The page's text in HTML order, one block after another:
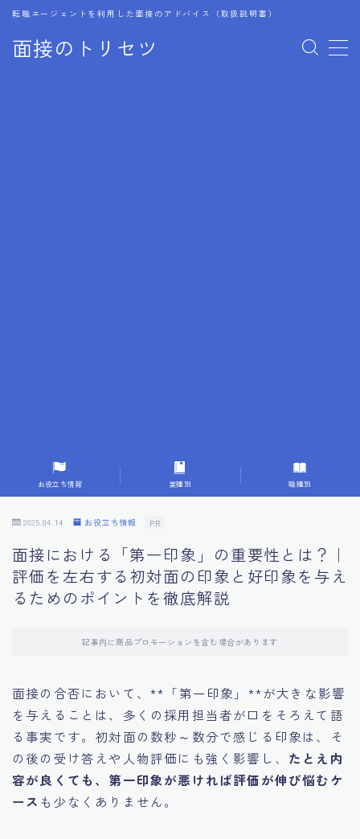
面接のトリセツ
転職エージェントを利用した面接のアドバイス（取扱説明書）
MENU
9.面接での落とし穴とその対策
10.フィードバックを活用する方法
11.オンライン面接の成功への鍵
12.転職先企業の文化を深く理解する
14.キャリアアップのための面接戦略
15.職場適応力をアピールする方法
16.エージェントと良好な関係を築く方法
お役立ち情報 業種別 職種別
2025.04.14 お役立ち情報 PR
面接における「第一印象」の重要性とは？｜
評価を左右する初対面の印象と好印象を与え
るためのポイントを徹底解説
記事内に商品プロモーションを含む場合があります
面接の合否において、**「第一印象」**が大きな影響
を与えることは、多くの採用担当者が口をそろえて語
る事実です。初対面の数秒～数分で感じる印象は、そ
の後の受け答えや人物評価にも強く影響し、 たとえ内
容が良くても、第一印象が悪ければ評価が伸び悩むケ
ース も少なくありません。